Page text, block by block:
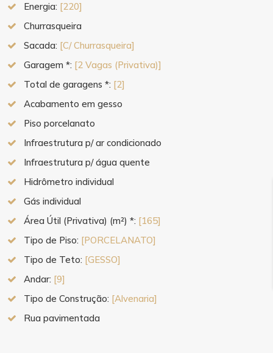
Energia: [220]
Churrasqueira
Sacada: [C/ Churrasqueira]
Garagem *: [2 Vagas (Privativa)]
Total de garagens *: [2]
Acabamento em gesso
Piso porcelanato
Infraestrutura p/ ar condicionado
Infraestrutura p/ água quente
Hidrômetro individual
Gás individual
Área Útil (Privativa) (m²) *: [165]
Tipo de Piso: [PORCELANATO]
Tipo de Teto: [GESSO]
Andar: [9]
Tipo de Construção: [Alvenaria]
Rua pavimentada